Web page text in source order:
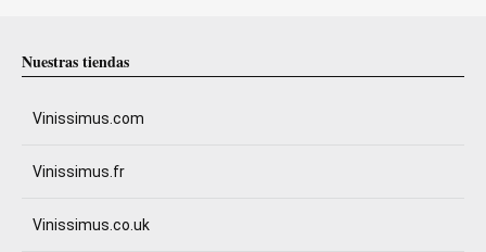
Nuestras tiendas
Vinissimus.com
Vinissimus.fr
Vinissimus.co.uk